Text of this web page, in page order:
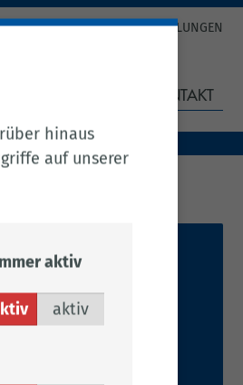
COOKIE-EINSTELLUNGEN
KONTAKT
15 226
15 430
hinaus
auf unserer
aktiv
aktiv